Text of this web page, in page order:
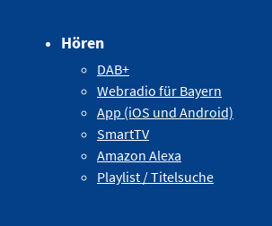
Hören
DAB+
Webradio für Bayern
App (iOS und Android)
SmartTV
Amazon Alexa
Playlist / Titelsuche